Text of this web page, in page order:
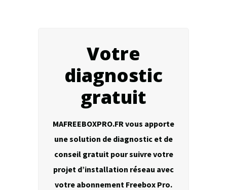
Votre
diagnostic
gratuit
MAFREEBOXPRO.FR vous apporte
une solution de diagnostic et de
conseil gratuit pour suivre votre
projet d’installation réseau avec
votre abonnement Freebox Pro.